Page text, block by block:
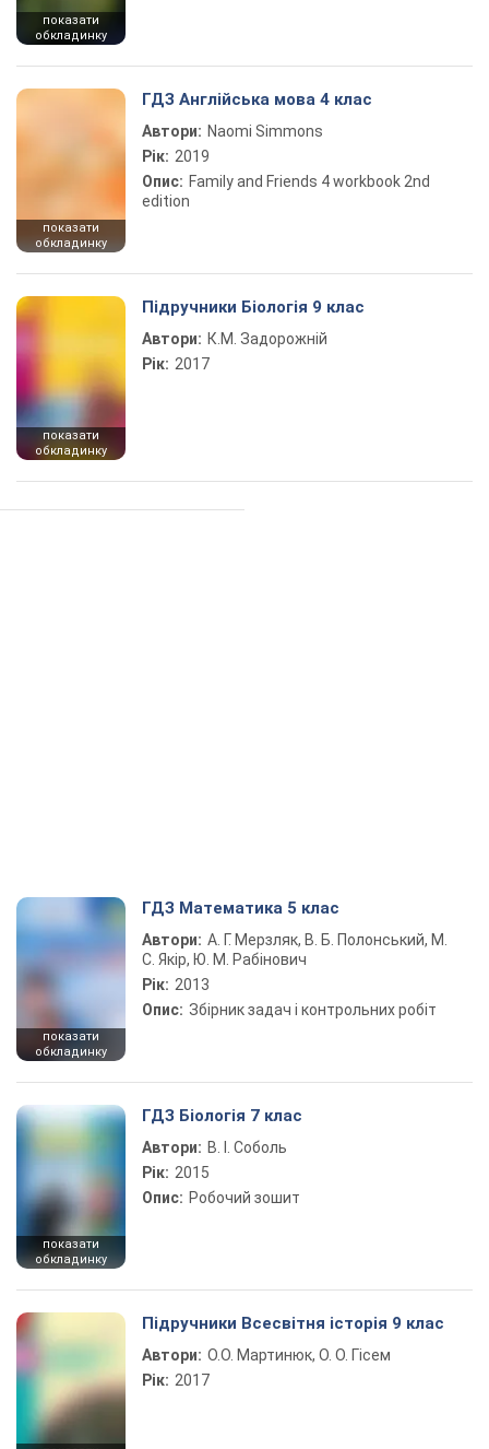
показати
обкладинку
показати
обкладинку
ГДЗ Англійська мова 4 клас
Автори: Naomi Simmons
Рік: 2019
Опис: Family and Friends 4 workbook 2nd
edition
показати
обкладинку
Підручники Біологія 9 клас
Автори: К.М. Задорожній
Рік: 2017
показати
обкладинку
ГДЗ Математика 5 клас
Автори: А. Г. Мерзляк, В. Б. Полонський, М.
С. Якір, Ю. М. Рабінович
Рік: 2013
Опис: Збірник задач і контрольних робіт
показати
обкладинку
ГДЗ Біологія 7 клас
Автори: В. І. Соболь
Рік: 2015
Опис: Робочий зошит
Підручники Всесвітня історія 9 клас
Автори: О.О. Мартинюк, О. О. Гісем
Рік: 2017